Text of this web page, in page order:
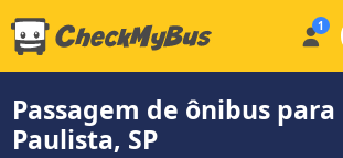
Passagem de ônibus
Paulista, SP